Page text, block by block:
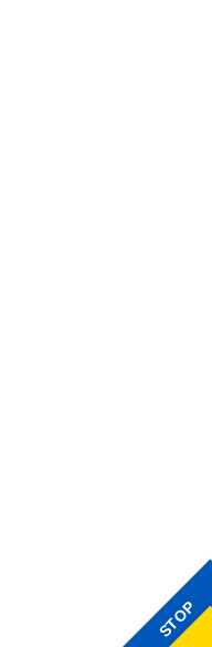
STOP